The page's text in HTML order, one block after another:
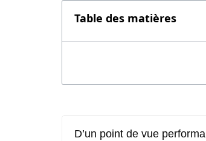
Table des matières
D’un point de vue